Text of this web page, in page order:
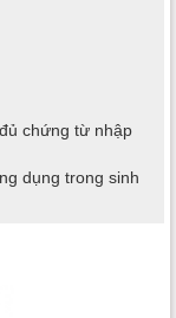
chứng từ nhập
dụng trong sinh